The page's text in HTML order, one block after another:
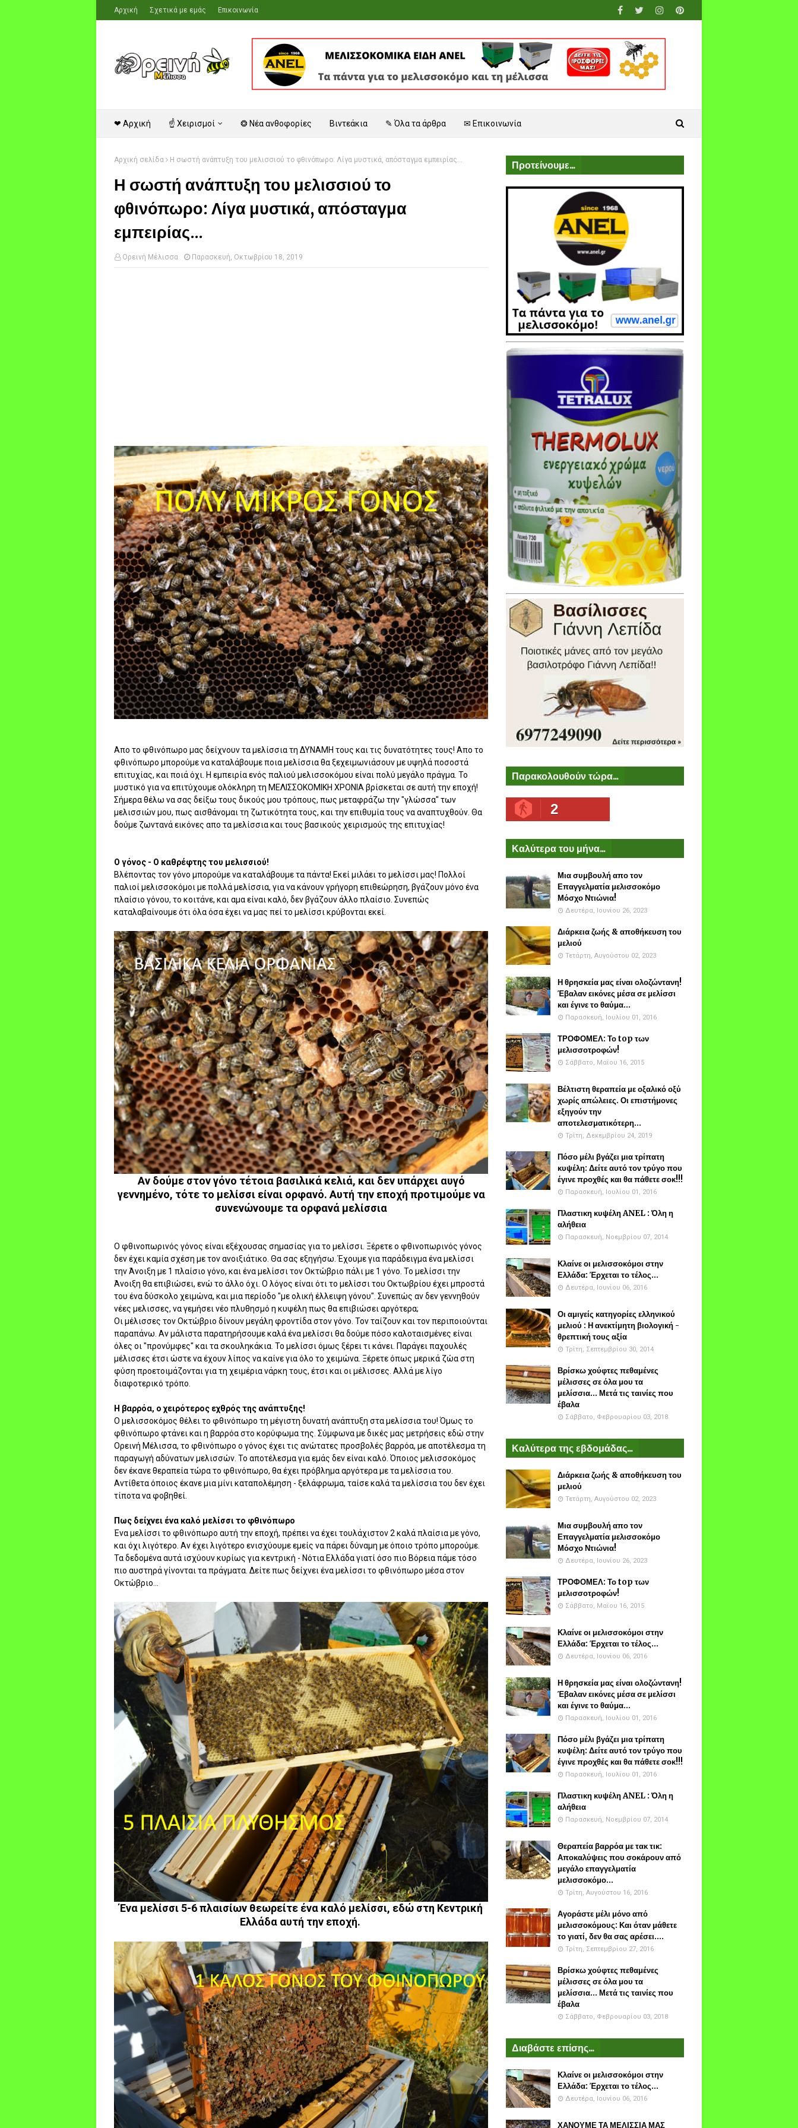
Αρχική Σχετικά με εμάς Επικοινωνία
❤ Αρχική ☝ Χειρισμοί ❂ Νέα ανθοφορίες Βιντεάκια ✎ Όλα τα άρθρα ✉ Επικοινωνία
Αρχική σελίδα Η σωστή ανάπτυξη του μελισσιού το φθινόπωρο: Λίγα μυστικά, απόσταγμα εμπειρίας...
Η σωστή ανάπτυξη του μελισσιού το
φθινόπωρο: Λίγα μυστικά, απόσταγμα
εμπειρίας...
Ορεινή Μέλισσα Παρασκευή, Οκτωβρίου 18, 2019
Απο το φθινόπωρο μας δείχνουν τα μελίσσια τη ΔΥΝΑΜΗ τους και τις δυνατότητες τους! Απο το
φθινόπωρο μπορούμε να καταλάβουμε ποια μελίσσια θα ξεχειμωνιάσουν με υψηλά ποσοστά
επιτυχίας, και ποιά όχι. Η εμπειρία ενός παλιού μελισσοκόμου είναι πολύ μεγάλο πράγμα. Το
μυστικό για να επιτύχουμε ολόκληρη τη ΜΕΛΙΣΣΟΚΟΜΙΚΗ ΧΡΟΝΙΑ βρίσκεται σε αυτή την εποχή!
Σήμερα θέλω να σας δείξω τους δικούς μου τρόπους, πως μεταφράζω την "γλώσσα" των
μελισσιών μου, πως αισθάνομαι τη ζωτικότητα τους, και την επιθυμία τους να αναπτυχθούν. Θα
δούμε ζωντανά εικόνες απο τα μελίσσια και τους βασικούς χειρισμούς της επιτυχίας!
Ο γόνος - Ο καθρέφτης του μελισσιού!
Βλέποντας τον γόνο μπορούμε να καταλάβουμε τα πάντα! Εκεί μιλάει το μελίσσι μας! Πολλοί
παλιοί μελισσοκόμοι με πολλά μελίσσια, για να κάνουν γρήγορη επιθεώρηση, βγάζουν μόνο ένα
πλαίσιο γόνου, το κοιτάνε, και αμα είναι καλό, δεν βγάζουν άλλο πλαίσιο. Συνεπώς
καταλαβαίνουμε ότι όλα όσα έχει να μας πεί το μελίσσι κρύβονται εκεί.
Αν δούμε στον γόνο τέτοια βασιλικά κελιά, και δεν υπάρχει αυγό
γεννημένο, τότε το μελίσσι είναι ορφανό. Αυτή την εποχή προτιμούμε να
συνενώνουμε τα ορφανά μελίσσια
Ο φθινοπωρινός γόνος είναι εξέχουσας σημασίας για το μελίσσι. Ξέρετε ο φθινοπωρινός γόνος
δεν έχει καμία σχέση με τον ανοιξιάτικο. Θα σας εξηγήσω. Έχουμε για παράδειγμα ένα μελίσσι
την Άνοιξη με 1 πλαίσιο γόνο, και ένα μελίσσι τον Οκτώβριο πάλι με 1 γόνο. Το μελίσσι την
Άνοιξη θα επιβιώσει, ενώ το άλλο όχι. Ο λόγος είναι ότι το μελίσσι του Οκτωβρίου έχει μπροστά
του ένα δύσκολο χειμώνα, και μια περίοδο "με ολική έλλειψη γόνου". Συνεπώς αν δεν γεννηθούν
νέες μελισσες, να γεμήσει νέο πλυθησμό η κυψέλη πως θα επιβιώσει αργότερα;
Οι μέλισσες τον Οκτώβριο δίνουν μεγάλη φροντίδα στον γόνο. Τον ταίζουν και τον περιποιούνται
παραπάνω. Αν μάλιστα παρατηρήσουμε καλά ένα μελίσσι θα δούμε πόσο καλοταισμένες είναι
όλες οι "προνύμφες" και τα σκουληκάκια. Το μελίσσι όμως ξέρει τι κάνει. Παράγει παχουλές
μέλισσες έτσι ώστε να έχουν λίπος να καίνε για όλο το χειμώνα. Ξέρετε όπως μερικά ζώα στη
φύση προετοιμάζονται για τη χειμέρια νάρκη τους, έτσι και οι μέλισσες. Αλλά με λίγο
διαφοτερικό τρόπο.
Η βαρρόα, ο χειρότερος εχθρός της ανάπτυξης!
Ο μελισσοκόμος θέλει το φθινόπωρο τη μέγιστη δυνατή ανάπτυξη στα μελίσσια του! Όμως το
φθινόπωρο φτάνει και η βαρρόα στο κορύφωμα της. Σύμφωνα με δικές μας μετρήσεις εδώ στην
Ορεινή Μέλισσα, το φθινόπωρο ο γόνος έχει τις ανώτατες προσβολές βαρρόα, με αποτέλεσμα τη
παραγωγή αδύνατων μελισσών. Το αποτέλεσμα για εμάς δεν είναι καλό. Όποιος μελισσοκόμος
δεν έκανε θεραπεία τώρα το φθινόπωρο, θα έχει πρόβλημα αργότερα με τα μελίσσια του.
Αντίθετα όποιος έκανε μια μίνι καταπολέμηση - ξελάφρωμα, ταίσε καλά τα μελίσσια του δεν έχει
τίποτα να φοβηθεί.
Πως δείχνει ένα καλό μελίσσι το φθινόπωρο
Ένα μελίσσι το φθινόπωρο αυτή την εποχή, πρέπει να έχει τουλάχιστον 2 καλά πλαίσια με γόνο,
και όχι λιγότερο. Αν έχει λιγότερο ενισχύουμε εμείς να πάρει δύναμη με όποιο τρόπο μπορούμε.
Τα δεδομένα αυτά ισχύουν κυρίως για κεντρική - Νότια Ελλάδα γιατί όσο πιο Βόρεια πάμε τόσο
πιο αυστηρά γίνονται τα πράγματα. Δείτε πως δείχνει ένα μελίσσι το φθινόπωρο μέσα στον
Οκτώβριο...
Ένα μελίσσι 5-6 πλαισίων θεωρείτε ένα καλό μελίσσι, εδώ στη Κεντρική
Ελλάδα αυτή την εποχή.
Προτείνουμε...
Παρακολουθούν τώρα...
2
Καλύτερα του μήνα...
Μια συμβουλή απο τον
Επαγγελματία μελισσοκόμο
Μόσχο Ντιώνια!
Δευτέρα, Ιουνίου 26, 2023
Διάρκεια ζωής & αποθήκευση του
μελιού
Τετάρτη, Αυγούστου 02, 2023
Η θρησκεία μας είναι ολοζώντανη!
Έβαλαν εικόνες μέσα σε μελίσσι
και έγινε το θαύμα...
Παρασκευή, Ιουλίου 01, 2016
ΤΡΟΦΟΜΕΛ: Το top των
μελισσοτροφών!
Σάββατο, Μαΐου 16, 2015
Βέλτιστη θεραπεία με οξαλικό οξύ
χωρίς απώλειες. Οι επιστήμονες
εξηγούν την
αποτελεσματικότερη...
Τρίτη, Δεκεμβρίου 24, 2019
Πόσο μέλι βγάζει μια τρίπατη
κυψέλη: Δείτε αυτό τον τρύγο που
έγινε προχθές και θα πάθετε σοκ!!!
Παρασκευή, Ιουλίου 01, 2016
Πλαστικη κυψέλη ANEL : Όλη η
αλήθεια
Παρασκευή, Νοεμβρίου 07, 2014
Κλαίνε οι μελισσοκόμοι στην
Ελλάδα: Έρχεται το τέλος...
Δευτέρα, Ιουνίου 06, 2016
Οι αμιγείς κατηγορίες ελληνικού
μελιού : Η ανεκτίμητη βιολογική -
θρεπτική τους αξία
Τρίτη, Σεπτεμβρίου 30, 2014
Βρίσκω χούφτες πεθαμένες
μέλισσες σε όλα μου τα
μελίσσια... Μετά τις ταινίες που
έβαλα
Σάββατο, Φεβρουαρίου 03, 2018
Καλύτερα της εβδομάδας...
Διάρκεια ζωής & αποθήκευση του
μελιού
Τετάρτη, Αυγούστου 02, 2023
Μια συμβουλή απο τον
Επαγγελματία μελισσοκόμο
Μόσχο Ντιώνια!
Δευτέρα, Ιουνίου 26, 2023
ΤΡΟΦΟΜΕΛ: Το top των
μελισσοτροφών!
Σάββατο, Μαΐου 16, 2015
Κλαίνε οι μελισσοκόμοι στην
Ελλάδα: Έρχεται το τέλος...
Δευτέρα, Ιουνίου 06, 2016
Η θρησκεία μας είναι ολοζώντανη!
Έβαλαν εικόνες μέσα σε μελίσσι
και έγινε το θαύμα...
Παρασκευή, Ιουλίου 01, 2016
Πόσο μέλι βγάζει μια τρίπατη
κυψέλη: Δείτε αυτό τον τρύγο που
έγινε προχθές και θα πάθετε σοκ!!!
Παρασκευή, Ιουλίου 01, 2016
Πλαστικη κυψέλη ANEL : Όλη η
αλήθεια
Παρασκευή, Νοεμβρίου 07, 2014
Θεραπεία βαρρόα με τακ τικ:
Αποκαλύψεις που σοκάρουν από
μεγάλο επαγγελματία
μελισσοκόμο...
Τρίτη, Αυγούστου 16, 2016
Αγοράστε μέλι μόνο από
μελισσοκόμους: Και όταν μάθετε
το γιατί, δεν θα σας αρέσει....
Τρίτη, Σεπτεμβρίου 27, 2016
Βρίσκω χούφτες πεθαμένες
μέλισσες σε όλα μου τα
μελίσσια... Μετά τις ταινίες που
έβαλα
Σάββατο, Φεβρουαρίου 03, 2018
Διαβάστε επίσης...
Κλαίνε οι μελισσοκόμοι στην
Ελλάδα: Έρχεται το τέλος...
Δευτέρα, Ιουνίου 06, 2016
ΧΑΝΟΥΜΕ ΤΑ ΜΕΛΙΣΣΙΑ ΜΑΣ